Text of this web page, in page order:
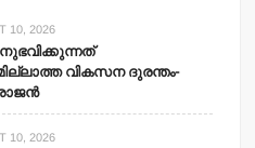
10, 2026
വികസന ദുരന്തം-
10, 2026